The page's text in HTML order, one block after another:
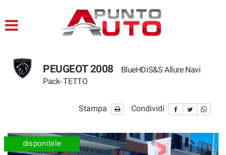
ACQUISTIAMO USATO
CONTATTI
PEUGEOT 2008
BlueHDiS&S Allure Navi
Pack- TETTO
Stampa Condividi
disponibile